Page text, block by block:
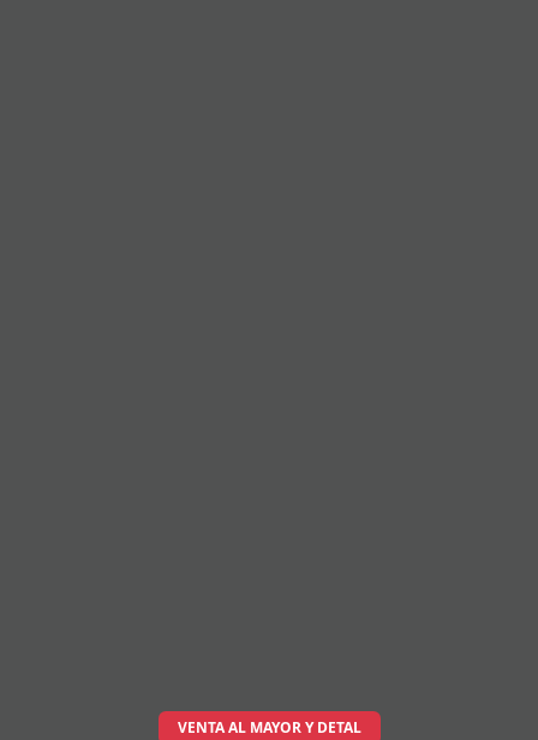
VENTA AL MAYOR Y DETAL